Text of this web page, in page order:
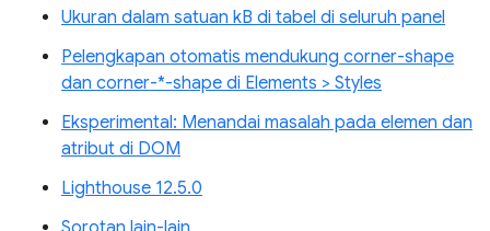
Ukuran dalam satuan kB di tabel di seluruh panel
Pelengkapan otomatis mendukung corner-shape
dan corner-*-shape di Elements > Styles
Eksperimental: Menandai masalah pada elemen dan
atribut di DOM
Lighthouse 12.5.0